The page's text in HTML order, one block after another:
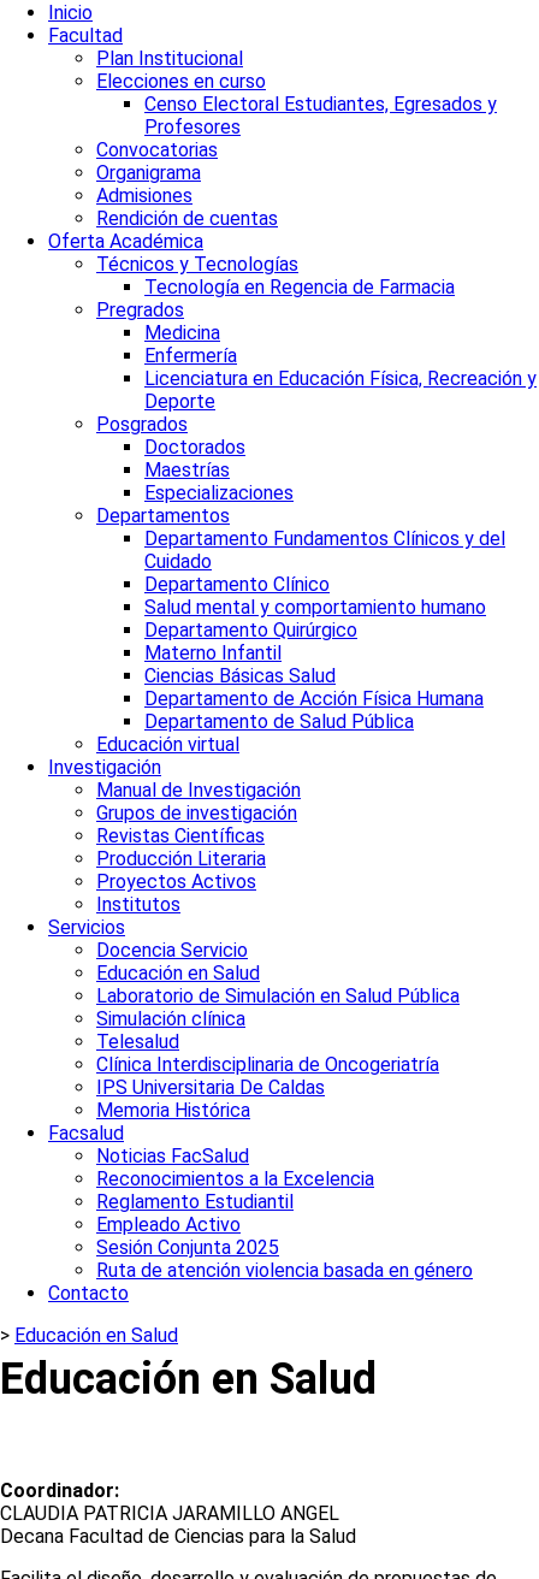
Inicio
Facultad
Plan Institucional
Elecciones en curso
Censo Electoral Estudiantes, Egresados y
Profesores
Convocatorias
Organigrama
Admisiones
Rendición de cuentas
Oferta Académica
Técnicos y Tecnologías
Tecnología en Regencia de Farmacia
Pregrados
Medicina
Enfermería
Licenciatura en Educación Física, Recreación y
Deporte
Posgrados
Doctorados
Maestrías
Especializaciones
Departamentos
Departamento Fundamentos Clínicos y del
Cuidado
Departamento Clínico
Salud mental y comportamiento humano
Departamento Quirúrgico
Materno Infantil
Ciencias Básicas Salud
Departamento de Acción Física Humana
Departamento de Salud Pública
Educación virtual
Investigación
Manual de Investigación
Grupos de investigación
Revistas Científicas
Producción Literaria
Proyectos Activos
Institutos
Servicios
Docencia Servicio
Educación en Salud
Laboratorio de Simulación en Salud Pública
Simulación clínica
Telesalud
Clínica Interdisciplinaria de Oncogeriatría
IPS Universitaria De Caldas
Memoria Histórica
Facsalud
Noticias FacSalud
Reconocimientos a la Excelencia
Reglamento Estudiantil
Empleado Activo
Sesión Conjunta 2025
Ruta de atención violencia basada en género
Contacto
> Educación en Salud
Educación en Salud
Coordinador:
CLAUDIA PATRICIA JARAMILLO ANGEL
Decana Facultad de Ciencias para la Salud